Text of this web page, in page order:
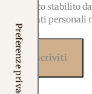
quanto stabilito
dei dati personali